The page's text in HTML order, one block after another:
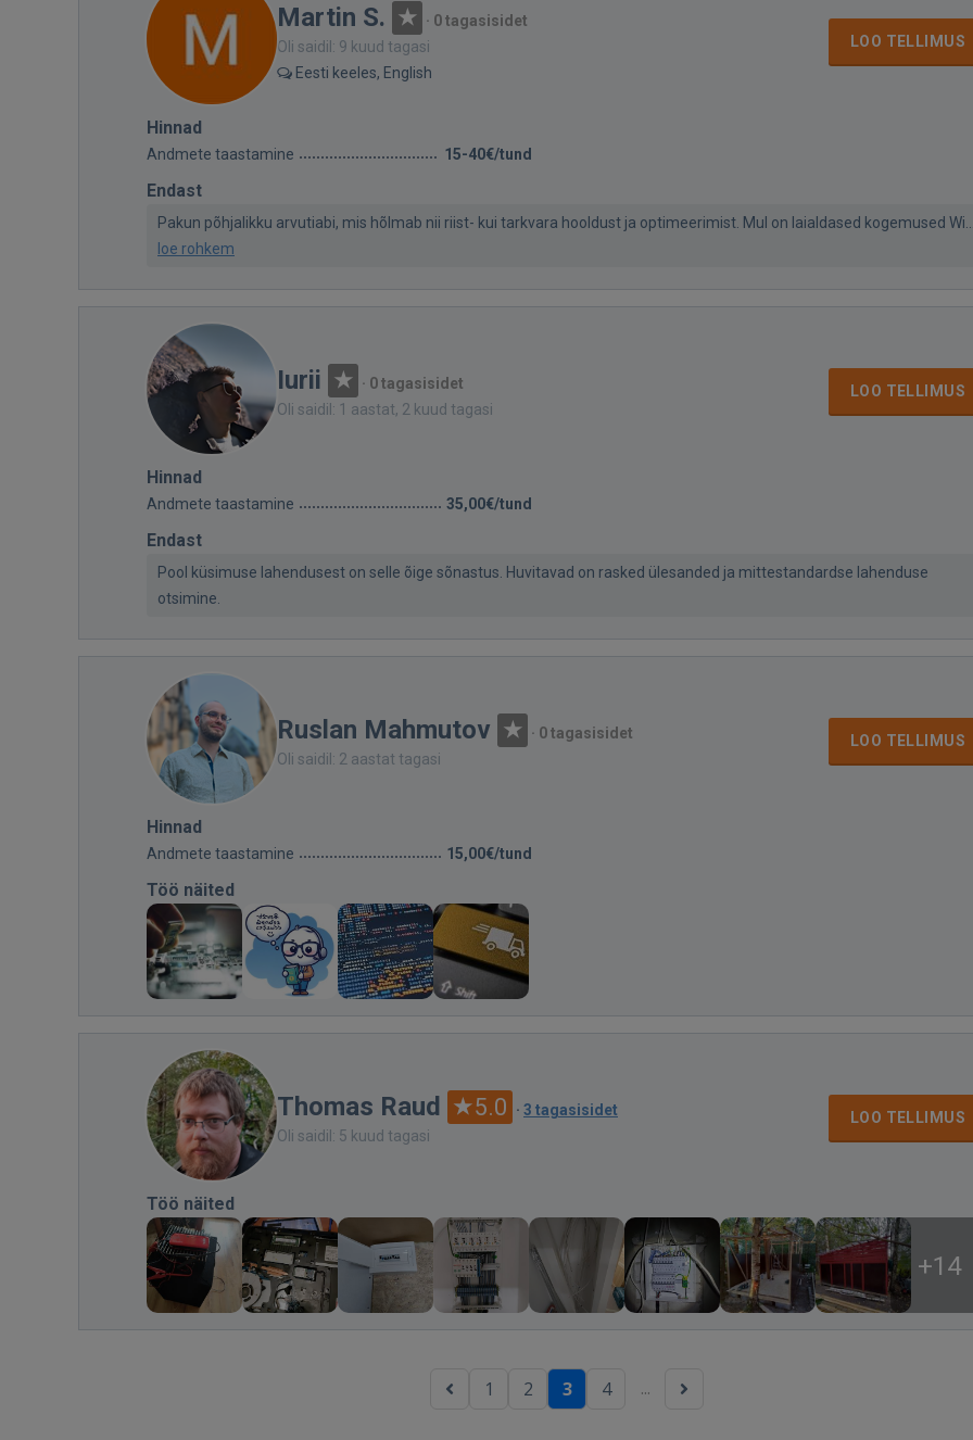
Martin S. · 0 tagasisidet
Oli saidil: 9 kuud tagasi
Eesti keeles, English
LOO TELLIMUS
Hinnad
Andmete taastamine 15-40€/tund
Endast
Pakun põhjalikku arvutiabi, mis hõlmab nii riist- kui tarkvara hooldust ja optimeerimist. Mul on laialdased kogemused
loe rohkem
Iurii · 0 tagasisidet
Oli saidil: 1 aastat, 2 kuud tagasi
LOO TELLIMUS
Hinnad
Andmete taastamine 35,00€/tund
Endast
Pool küsimuse lahendusest on selle õige sõnastus. Huvitavad on rasked ülesanded ja mittestandardse lahenduse
otsimine.
Ruslan Mahmutov · 0 tagasisidet
Oli saidil: 2 aastat tagasi
LOO TELLIMUS
Hinnad
Andmete taastamine 15,00€/tund
Töö näited
Thomas Raud 5.0 · 3 tagasisidet
Oli saidil: 5 kuud tagasi
LOO TELLIMUS
Töö näited
+14
1 2 3 4 ...